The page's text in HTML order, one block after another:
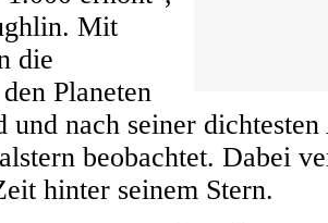
Mit
die
Planeten
und nach seiner
beobachtet. Dabei
hinter seinem Stern.